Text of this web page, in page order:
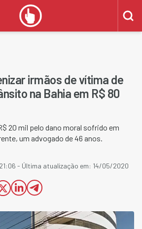
irmãos de vítima de
na Bahia em R$ 80
20 mil pelo dano moral sofrido em
um advogado de 46 anos.
- Última atualização em: 14/05/2020